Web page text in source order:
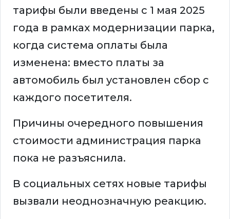
тарифы были введены с 1 мая 2025
года в рамках модернизации парка,
когда система оплаты была
изменена: вместо платы за
автомобиль был установлен сбор с
каждого посетителя.
Причины очередного повышения
стоимости администрация парка
пока не разъяснила.
В социальных сетях новые тарифы
вызвали неоднозначную реакцию.